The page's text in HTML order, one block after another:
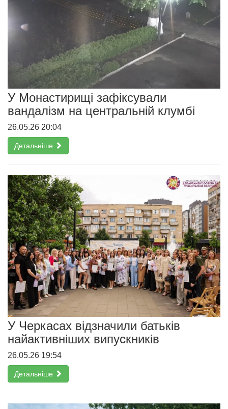
У Монастирищі зафіксували
вандалізм на центральній клумбі
26.05.26 20:04
Детальніше
У Черкасах відзначили батьків
найактивніших випускників
26.05.26 19:54
Детальніше